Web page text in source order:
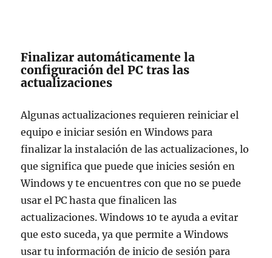
Finalizar automáticamente la
configuración del PC tras las
actualizaciones
Algunas actualizaciones requieren reiniciar el
equipo e iniciar sesión en Windows para
finalizar la instalación de las actualizaciones, lo
que significa que puede que inicies sesión en
Windows y te encuentres con que no se puede
usar el PC hasta que finalicen las
actualizaciones. Windows 10 te ayuda a evitar
que esto suceda, ya que permite a Windows
usar tu información de inicio de sesión para